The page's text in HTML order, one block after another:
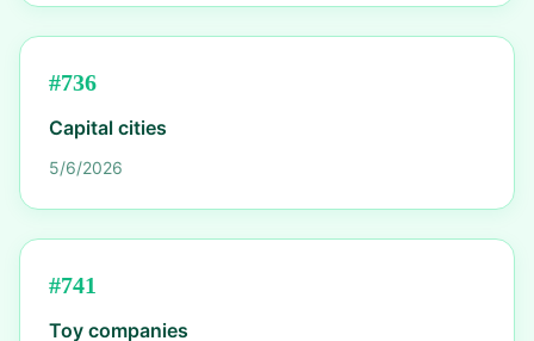
#736
Capital cities
5/6/2026
#741
Toy companies